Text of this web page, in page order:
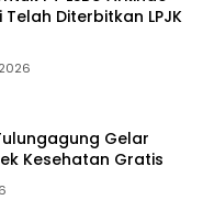
Diterbitkan LPJK
Gelar
Kesehatan Gratis